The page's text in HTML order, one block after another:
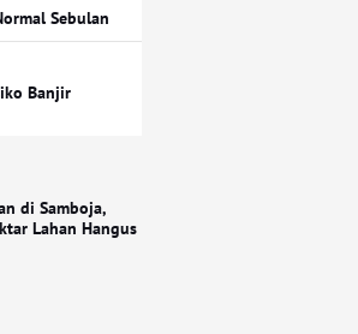
Sebulan
Banjir
di Samboja,
Lahan Hangus